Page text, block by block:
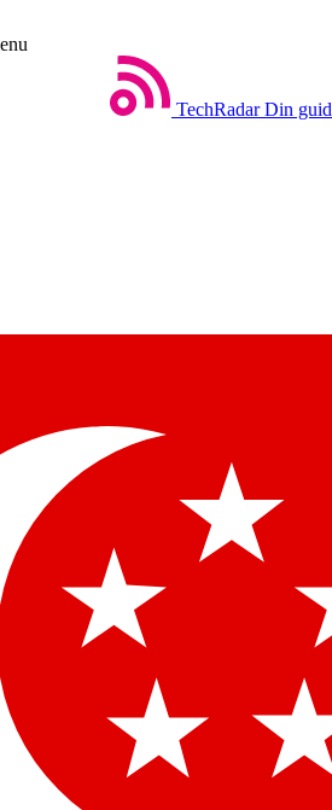
TechRadar Din